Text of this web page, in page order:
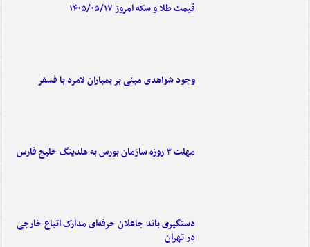
قیمت طلا و سکه امروز ۱۴۰۵/۰۵/۱۷
وجود شواهدی مبنی بر بمباران لامرد با فسفر
مهلت ۳ روزه سازمان بورس به هلدینگ خلیج فارس
دستگیری باند جاعلان حرفه‌ای مدارک اتباع خارجی
در تهران